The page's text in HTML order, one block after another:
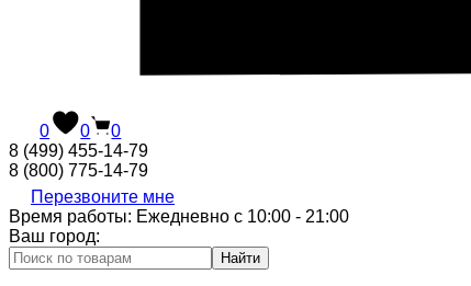
0 0
0
8 (499) 455-14-79
8 (800) 775-14-79
Перезвоните мне
Время работы: Ежедневно с 10:00 - 21:00
Ваш город:
Найти